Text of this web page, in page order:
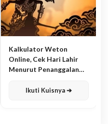
Kalkulator Weton
Online, Cek Hari Lahir
Menurut Penanggalan
Ikuti Kuisnya ➔